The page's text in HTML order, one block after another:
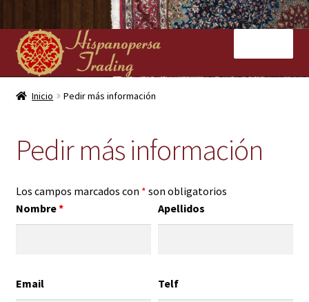
Ir
a
la
navegación
Ir
al
contenido
Inicio
Kilims
Inicio Pedir más información
Pedir más información
Los campos marcados con * son obligatorios
Nombre* Apellidos
Email Telf